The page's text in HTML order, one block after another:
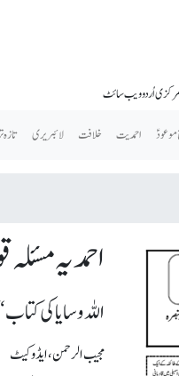
مرکزی اُردو ویب سائٹ
موعودؑ احمدیت خلافت لائبریری تازہ
احمدیہ
اللہ وسایا کی
مجیب الرحمن، ایڈوکیٹ